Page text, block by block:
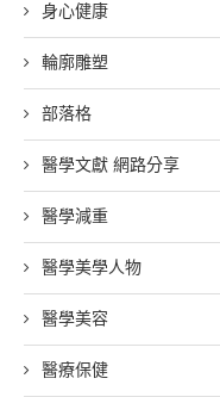
身心健康
輪廓雕塑
部落格
醫學文獻 網路分享
醫學減重
醫學美學人物
醫學美容
醫療保健